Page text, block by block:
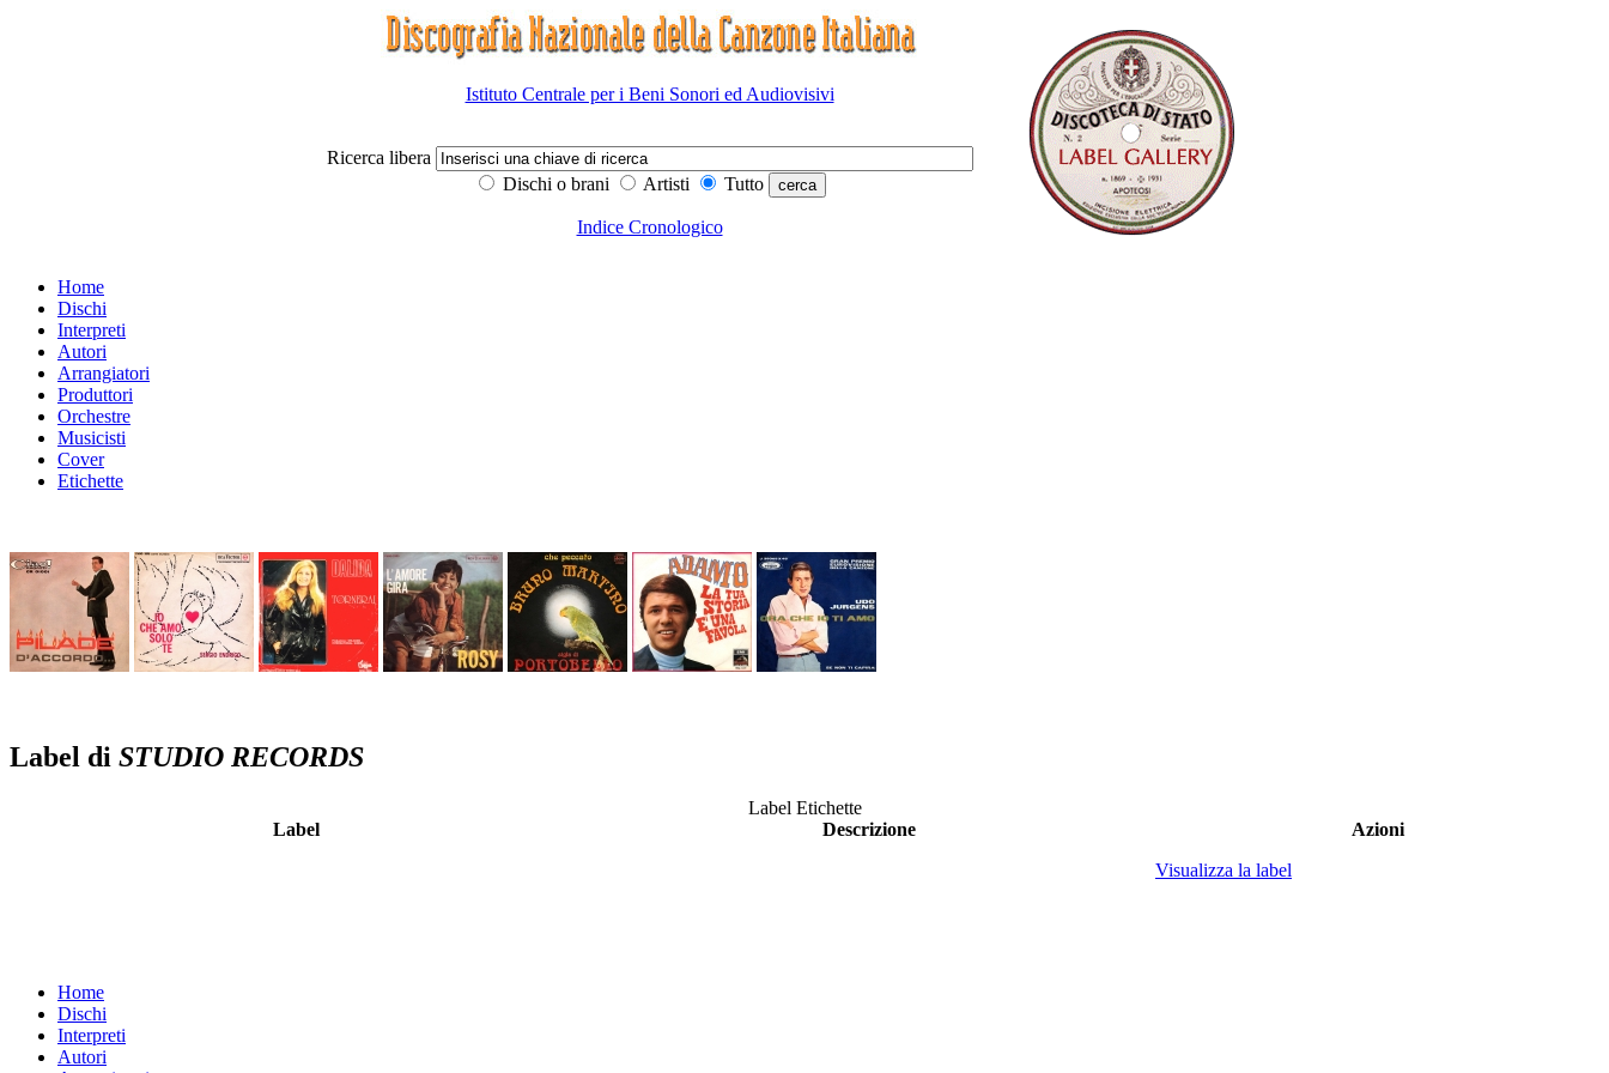
Istituto Centrale per i Beni Sonori ed Audiovisivi
Ricerca libera
Dischi o brani
Artisti Tutto
Indice Cronologico
Home
Dischi
Interpreti
Autori
Arrangiatori
Produttori
Orchestre
Musicisti
Cover
Etichette
Label di STUDIO RECORDS
Label Etichette
Label
Descrizione
Azioni
Visualizza la label
Home
Dischi
Interpreti
Autori